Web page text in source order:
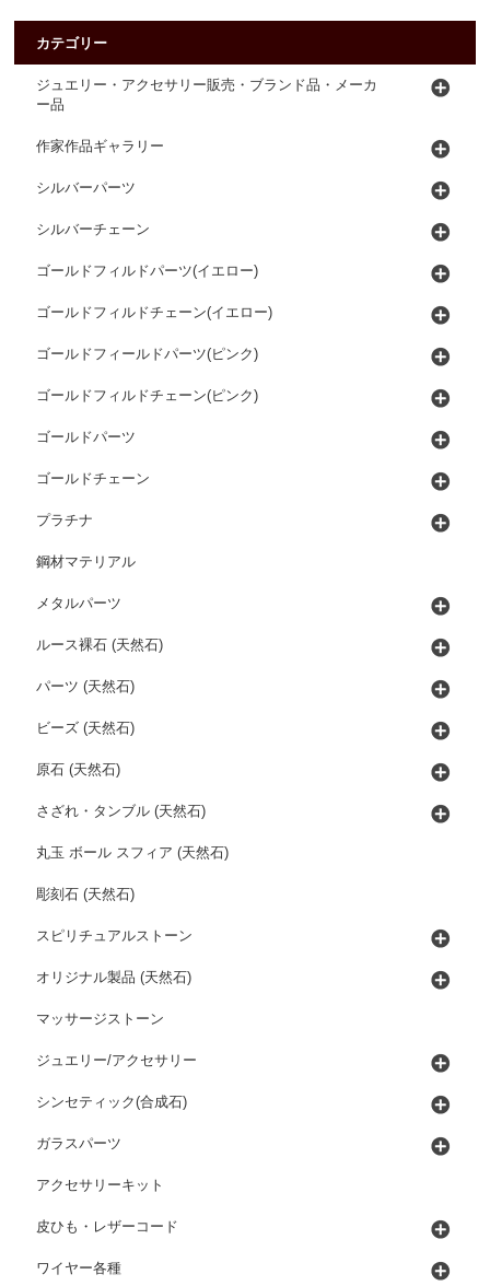
カテゴリー
ジュエリー・アクセサリー販売・ブランド品・メーカ
ー品
作家作品ギャラリー
シルバーパーツ
シルバーチェーン
ゴールドフィルドパーツ(イエロー)
ゴールドフィルドチェーン(イエロー)
ゴールドフィールドパーツ(ピンク)
ゴールドフィルドチェーン(ピンク)
ゴールドパーツ
ゴールドチェーン
プラチナ
鋼材マテリアル
メタルパーツ
ルース裸石 (天然石)
パーツ (天然石)
ビーズ (天然石)
原石 (天然石)
さざれ・タンブル (天然石)
丸玉 ボール スフィア (天然石)
彫刻石 (天然石)
スピリチュアルストーン
オリジナル製品 (天然石)
マッサージストーン
ジュエリー/アクセサリー
シンセティック(合成石)
ガラスパーツ
アクセサリーキット
皮ひも・レザーコード
ワイヤー各種